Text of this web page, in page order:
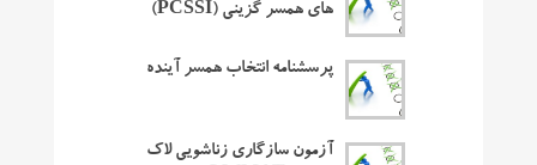
های همسر گزینی (PCSSI)
پرسشنامه انتخاب همسر آینده
آزمون سازگاری زناشویی لاک